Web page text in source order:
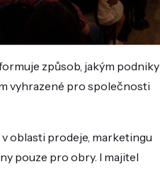
způsob, jakým podniky
vyhrazené pro společnosti
oblasti prodeje, marketingu
pouze pro obry. I majitel